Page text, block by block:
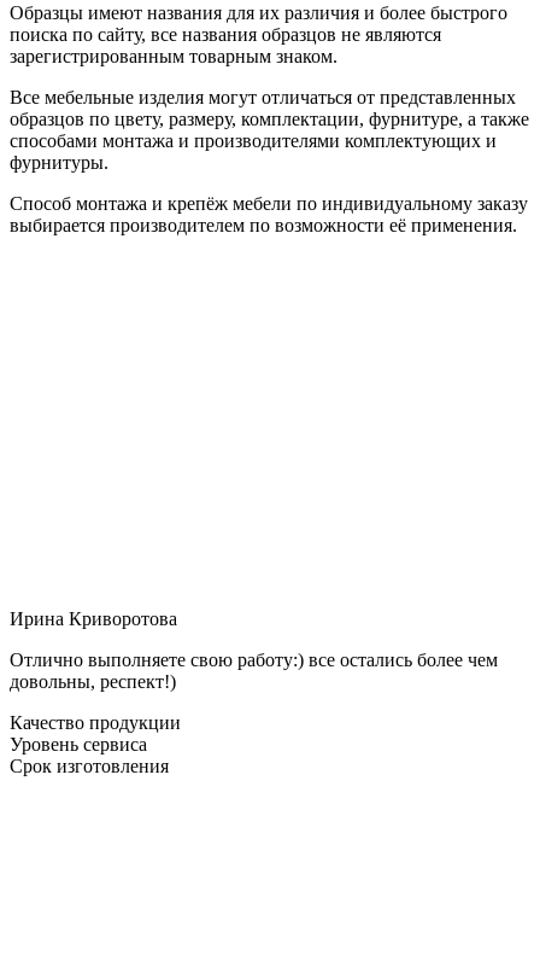
Образцы имеют названия для их различия и более быстрого
поиска по сайту, все названия образцов не являются
зарегистрированным товарным знаком.
Все мебельные изделия могут отличаться от представленных
образцов по цвету, размеру, комплектации, фурнитуре, а также
способами монтажа и производителями комплектующих и
фурнитуры.
Способ монтажа и крепёж мебели по индивидуальному заказу
выбирается производителем по возможности её применения.
Ирина Криворотова
Отлично выполняете свою работу:) все остались более чем
довольны, респект!)
Качество продукции
Уровень сервиса
Срок изготовления